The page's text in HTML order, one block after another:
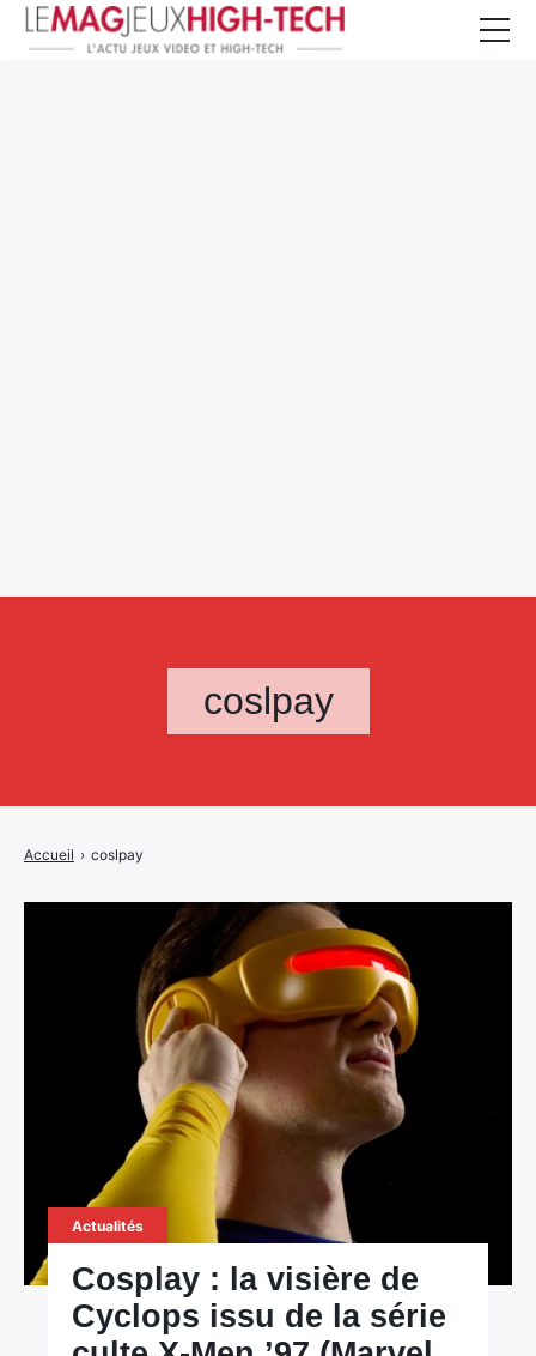
coslpay
Accueil › coslpay
Actualités
Cosplay : la visière de
Cyclops issu de la série